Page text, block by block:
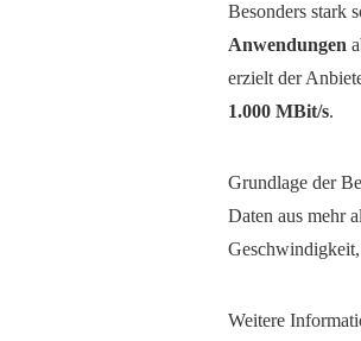
Besonders stark
Anwendungen
erzielt der
1.000 MBit/s.
Grundlage der
Daten aus mehr
Weitere